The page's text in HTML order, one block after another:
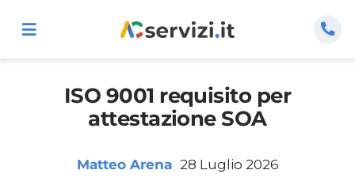
Toggle
Certificazioni
Consulenza
ISO 9001 requisito per
attestazione SOA
Matteo Arena 28 Luglio 2026